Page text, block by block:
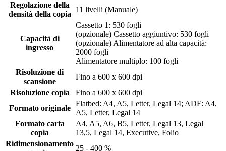
Regolazione della
densità della copia
11 livelli (Manuale)
Capacità di
ingresso
Cassetto 1: 530 fogli
(opzionale) Cassetto aggiuntivo: 530 fogli
(opzionale) Alimentatore ad alta capacità:
2000 fogli
Alimentatore multiplo: 100 fogli
Risoluzione di
scansione
Fino a 600 x 600 dpi
Risoluzione copia
Fino a 600 x 600 dpi
Formato originale
Flatbed: A4, A5, Letter, Legal 14; ADF: A4,
A5, Letter, Legal 14
Formato carta
copia
A4, A5, A6, B5, Letter, Legal 13, Legal
13,5, Legal 14, Executive, Folio
Ridimensionamento
25 - 400 %